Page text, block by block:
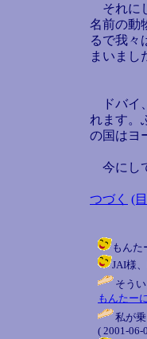
それに
名前の動
るで我々
まいまし
ドバイ
れます。
の国はヨ
今にし
つづく (
もんた
JAI様
そう
もんたー
私が
( 2001-06-